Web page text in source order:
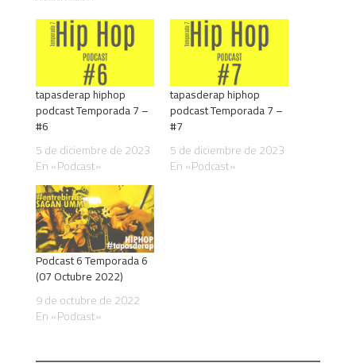
tapasderap hiphop
podcast Temporada 7 –
#6
5 de diciembre de 2023
En «Podcast»
tapasderap hiphop
podcast Temporada 7 –
#7
5 de diciembre de 2023
En «Podcast»
Podcast 6 Temporada 6
(07 Octubre 2022)
9 de octubre de 2022
En «Podcast»